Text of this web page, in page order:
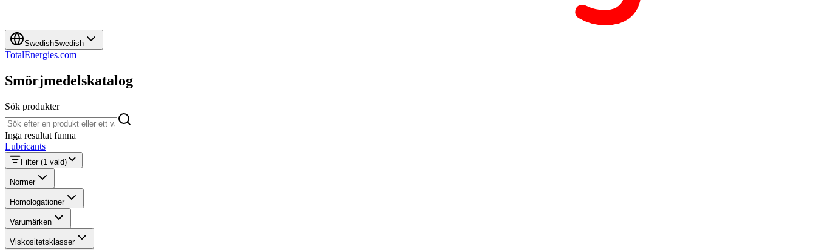
SwedishSwedish
TotalEnergies.com
Smörjmedelskatalog
Sök produkter
Sök produkter
Inga resultat funna
Lubricants
Filter(1 vald)
Normer
Homologationer
Varumärken
Viskositetsklasser